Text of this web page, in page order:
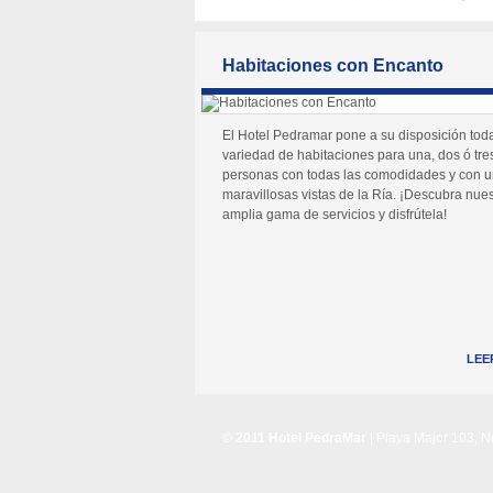
Habitaciones con Encanto
El Hotel Pedramar pone a su disposición
variedad de habitaciones para una, dos ó
personas con todas las comodidades y con
maravillosas vistas de la Ría. ¡Descubra
amplia gama de servicios y disfrútela!